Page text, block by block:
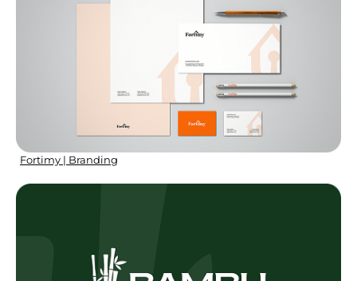
Fortimy | Branding